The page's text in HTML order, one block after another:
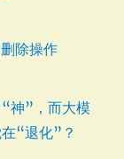
除操作
神”，而大模
“退化”？